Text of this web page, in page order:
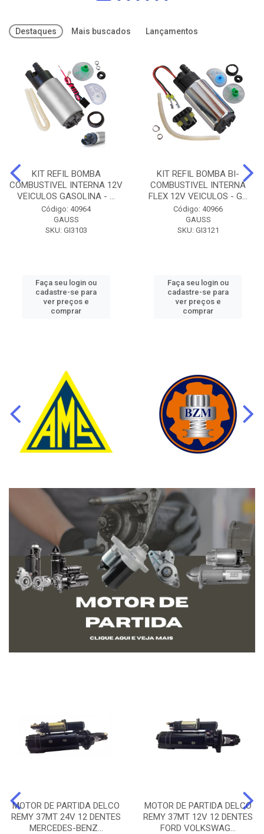
Destaques Mais buscados Lançamentos
KIT REFIL BOMBA
COMBUSTIVEL INTERNA 12V
VEICULOS GASOLINA - ...
Código: 40964
GAUSS
SKU: GI3103
Faça seu login ou
cadastre-se para
ver preços e
comprar
KIT REFIL BOMBA BI-
COMBUSTIVEL INTERNA
FLEX 12V VEICULOS - G...
Código: 40966
GAUSS
SKU: GI3121
Faça seu login ou
cadastre-se para
ver preços e
comprar
MOTOR DE PARTIDA DELCO
REMY 37MT 24V 12 DENTES
MERCEDES-BENZ...
MOTOR DE PARTIDA DELCO
REMY 37MT 12V 12 DENTES
FORD VOLKSWAG...